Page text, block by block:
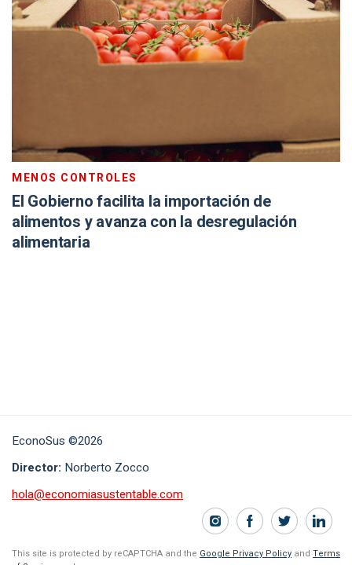
MENOS CONTROLES
El Gobierno facilita la importación de
alimentos y avanza con la desregulación
alimentaria
EconoSus ©2026
Director: Norberto Zocco
hola@economiasustentable.com
This site is protected by reCAPTCHA and the Google Privacy Policy and Terms